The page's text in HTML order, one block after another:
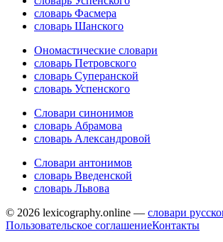
словарь Фасмера
словарь Шанского
Ономастические словари
словарь Петровского
словарь Суперанской
словарь Успенского
Словари синонимов
словарь Абрамова
словарь Александровой
Словари антонимов
словарь Введенской
словарь Львова
© 2026 lexicography.online — словари
Пользовательское соглашениеКонтакты